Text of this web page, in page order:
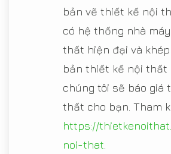
bản vẽ thiết kế nội
có hệ thống nhà
thất hiện đại và
bản thiết kế nội thất
chúng tôi sẽ báo giá
thất cho bạn. Tham
https://
noi-that.